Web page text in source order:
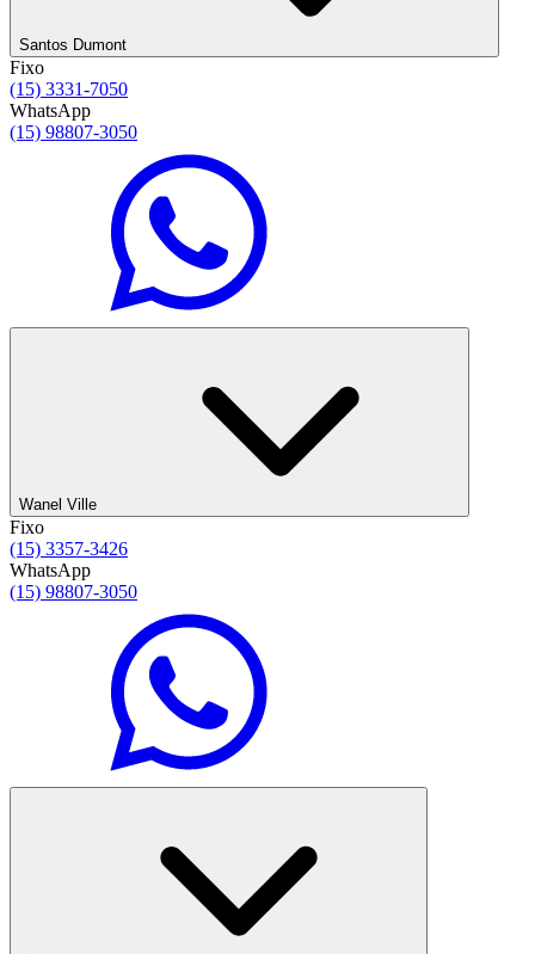
Santos Dumont
Fixo
(15) 3331-7050
WhatsApp
(15) 98807-3050
Wanel Ville
Fixo
(15) 3357-3426
WhatsApp
(15) 98807-3050